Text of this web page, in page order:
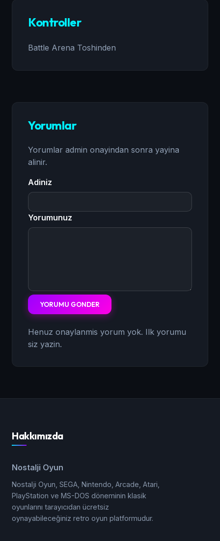
Kontroller
Battle Arena Toshinden
Yorumlar
Yorumlar admin onayindan sonra yayina
alinir.
Adiniz
Yorumunuz
YORUMU GONDER
Henuz onaylanmis yorum yok. Ilk yorumu
siz yazin.
Hakkımızda
Nostalji Oyun
Nostalji Oyun, SEGA, Nintendo, Arcade, Atari,
PlayStation ve MS-DOS döneminin klasik
oyunlarını tarayıcıdan ücretsiz
oynayabileceğiniz retro oyun platformudur.